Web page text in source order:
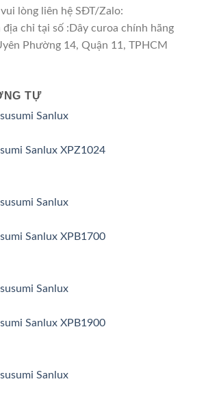
lòng liên hệ SĐT/Zalo:
chỉ tại số :Dây curoa chính hãng
Phường 14, Quận 11, TPHCM
TỰ
Sanlux XPZ1024
Sanlux XPB1700
Sanlux XPB1900